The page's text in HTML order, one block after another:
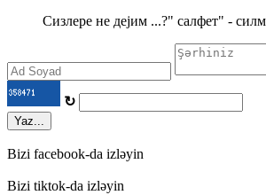
Cизлере не деjим ...?" салфет" -
↻
Yaz...
Bizi facebook-da izləyin
Bizi tiktok-da izləyin